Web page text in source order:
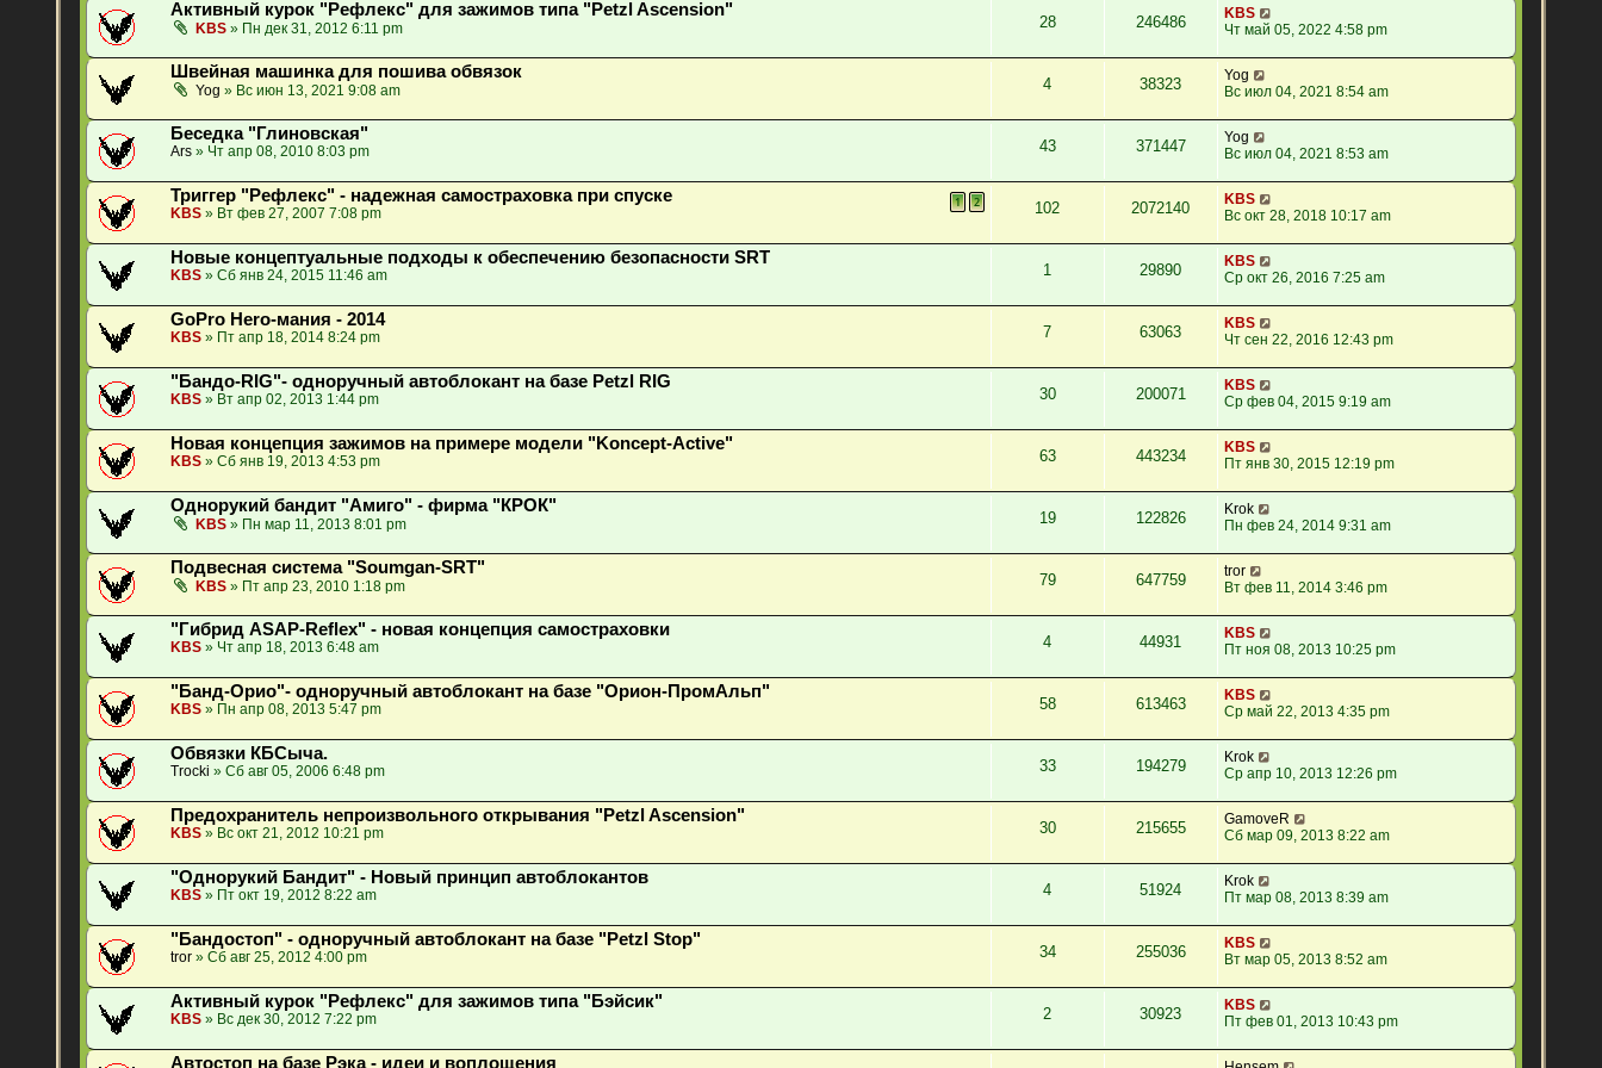
Активный курок "Рефлекс" для зажимов типа "Petzl Ascension"
KBS » Пн дек 31, 2012 6:11 pm 28 246486
KBS
Чт май 05, 2022 4:58 pm
Швейная машинка для пошива обвязок
Yog » Вс июн 13, 2021 9:08 am 4 38323
Yog
Вс июл 04, 2021 8:54 am
Беседка "Глиновская"
Ars » Чт апр 08, 2010 8:03 pm 43 371447
Yog
Вс июл 04, 2021 8:53 am
Триггер "Рефлекс" - надежная самостраховка при спуске
KBS » Вт фев 27, 2007 7:08 pm
1 2 102 2072140
KBS
Вс окт 28, 2018 10:17 am
Новые концептуальные подходы к обеспечению безопасности SRT
KBS » Сб янв 24, 2015 11:46 am 1 29890
KBS
Ср окт 26, 2016 7:25 am
GoPro Hero-мания - 2014
KBS » Пт апр 18, 2014 8:24 pm 7 63063
KBS
Чт сен 22, 2016 12:43 pm
"Бандо-RIG"- одноручный автоблокант на базе Petzl RIG
KBS » Вт апр 02, 2013 1:44 pm 30 200071
KBS
Ср фев 04, 2015 9:19 am
Новая концепция зажимов на примере модели "Koncept-Active"
KBS » Сб янв 19, 2013 4:53 pm 63 443234
KBS
Пт янв 30, 2015 12:19 pm
Однорукий бандит "Амиго" - фирма "КРОК"
KBS » Пн мар 11, 2013 8:01 pm 19 122826
Krok
Пн фев 24, 2014 9:31 am
Подвесная система "Soumgan-SRT"
KBS » Пт апр 23, 2010 1:18 pm 79 647759
tror
Вт фев 11, 2014 3:46 pm
"Гибрид ASAP-Reflex" - новая концепция самостраховки
KBS » Чт апр 18, 2013 6:48 am 4 44931
KBS
Пт ноя 08, 2013 10:25 pm
"Банд-Орио"- одноручный автоблокант на базе "Орион-ПромАльп"
KBS » Пн апр 08, 2013 5:47 pm 58 613463
KBS
Ср май 22, 2013 4:35 pm
Обвязки КБСыча.
Trocki » Сб авг 05, 2006 6:48 pm 33 194279
Krok
Ср апр 10, 2013 12:26 pm
Предохранитель непроизвольного открывания "Petzl Ascension"
KBS » Вс окт 21, 2012 10:21 pm 30 215655
GamoveR
Сб мар 09, 2013 8:22 am
"Однорукий Бандит" - Новый принцип автоблокантов
KBS » Пт окт 19, 2012 8:22 am 4 51924
Krok
Пт мар 08, 2013 8:39 am
"Бандостоп" - одноручный автоблокант на базе "Petzl Stop"
tror » Сб авг 25, 2012 4:00 pm 34 255036
KBS
Вт мар 05, 2013 8:52 am
Активный курок "Рефлекс" для зажимов типа "Бэйсик"
KBS » Вс дек 30, 2012 7:22 pm 2 30923
KBS
Пт фев 01, 2013 10:43 pm
Автостоп на базе Рэка - идеи и воплощения